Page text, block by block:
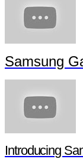
Samsung
Introducing